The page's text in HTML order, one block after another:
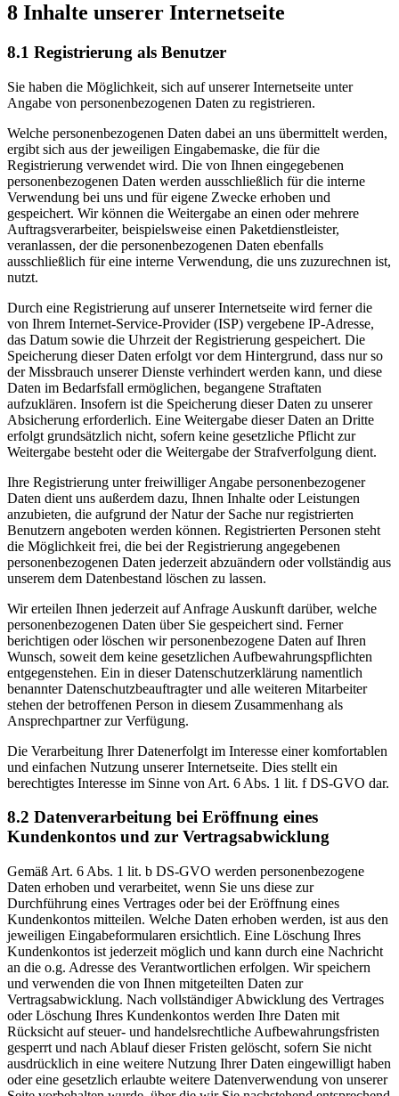
8 Inhalte unserer Internetseite
8.1 Registrierung als Benutzer
Sie haben die Möglichkeit, sich auf unserer Internetseite unter
Angabe von personenbezogenen Daten zu registrieren.
Welche personenbezogenen Daten dabei an uns übermittelt werden,
ergibt sich aus der jeweiligen Eingabemaske, die für die
Registrierung verwendet wird. Die von Ihnen eingegebenen
personenbezogenen Daten werden ausschließlich für die interne
Verwendung bei uns und für eigene Zwecke erhoben und
gespeichert. Wir können die Weitergabe an einen oder mehrere
Auftragsverarbeiter, beispielsweise einen Paketdienstleister,
veranlassen, der die personenbezogenen Daten ebenfalls
ausschließlich für eine interne Verwendung, die uns zuzurechnen ist,
nutzt.
Durch eine Registrierung auf unserer Internetseite wird ferner die
von Ihrem Internet-Service-Provider (ISP) vergebene IP-Adresse,
das Datum sowie die Uhrzeit der Registrierung gespeichert. Die
Speicherung dieser Daten erfolgt vor dem Hintergrund, dass nur so
der Missbrauch unserer Dienste verhindert werden kann, und diese
Daten im Bedarfsfall ermöglichen, begangene Straftaten
aufzuklären. Insofern ist die Speicherung dieser Daten zu unserer
Absicherung erforderlich. Eine Weitergabe dieser Daten an Dritte
erfolgt grundsätzlich nicht, sofern keine gesetzliche Pflicht zur
Weitergabe besteht oder die Weitergabe der Strafverfolgung dient.
Ihre Registrierung unter freiwilliger Angabe personenbezogener
Daten dient uns außerdem dazu, Ihnen Inhalte oder Leistungen
anzubieten, die aufgrund der Natur der Sache nur registrierten
Benutzern angeboten werden können. Registrierten Personen steht
die Möglichkeit frei, die bei der Registrierung angegebenen
personenbezogenen Daten jederzeit abzuändern oder vollständig aus
unserem dem Datenbestand löschen zu lassen.
Wir erteilen Ihnen jederzeit auf Anfrage Auskunft darüber, welche
personenbezogenen Daten über Sie gespeichert sind. Ferner
berichtigen oder löschen wir personenbezogene Daten auf Ihren
Wunsch, soweit dem keine gesetzlichen Aufbewahrungspflichten
entgegenstehen. Ein in dieser Datenschutzerklärung namentlich
benannter Datenschutzbeauftragter und alle weiteren Mitarbeiter
stehen der betroffenen Person in diesem Zusammenhang als
Ansprechpartner zur Verfügung.
Die Verarbeitung Ihrer Datenerfolgt im Interesse einer komfortablen
und einfachen Nutzung unserer Internetseite. Dies stellt ein
berechtigtes Interesse im Sinne von Art. 6 Abs. 1 lit. f DS-GVO dar.
8.2 Datenverarbeitung bei Eröffnung eines
Kundenkontos und zur Vertragsabwicklung
Gemäß Art. 6 Abs. 1 lit. b DS-GVO werden personenbezogene
Daten erhoben und verarbeitet, wenn Sie uns diese zur
Durchführung eines Vertrages oder bei der Eröffnung eines
Kundenkontos mitteilen. Welche Daten erhoben werden, ist aus den
jeweiligen Eingabeformularen ersichtlich. Eine Löschung Ihres
Kundenkontos ist jederzeit möglich und kann durch eine Nachricht
an die o.g. Adresse des Verantwortlichen erfolgen. Wir speichern
und verwenden die von Ihnen mitgeteilten Daten zur
Vertragsabwicklung. Nach vollständiger Abwicklung des Vertrages
oder Löschung Ihres Kundenkontos werden Ihre Daten mit
Rücksicht auf steuer- und handelsrechtliche Aufbewahrungsfristen
gesperrt und nach Ablauf dieser Fristen gelöscht, sofern Sie nicht
ausdrücklich in eine weitere Nutzung Ihrer Daten eingewilligt haben
oder eine gesetzlich erlaubte weitere Datenverwendung von unserer